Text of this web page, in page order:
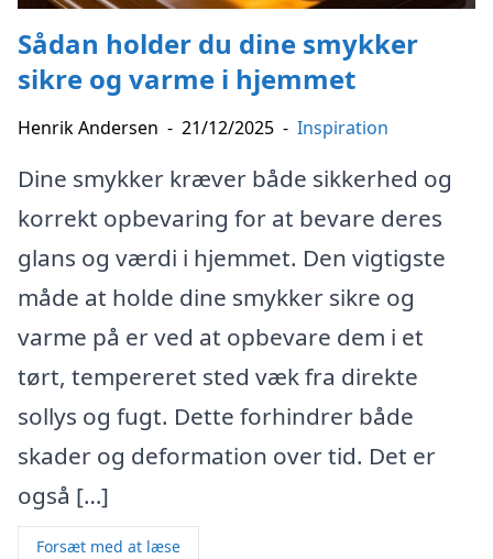
Sådan holder du dine smykker
sikre og varme i hjemmet
Henrik Andersen - 21/12/2025 - Inspiration
Dine smykker kræver både sikkerhed og
korrekt opbevaring for at bevare deres
glans og værdi i hjemmet. Den vigtigste
måde at holde dine smykker sikre og
varme på er ved at opbevare dem i et
tørt, tempereret sted væk fra direkte
sollys og fugt. Dette forhindrer både
skader og deformation over tid. Det er
også […]
Forsæt med at læse